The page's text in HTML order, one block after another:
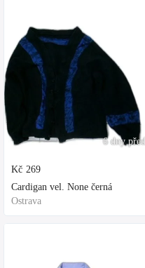
6 dny před
Kč 269
Cardigan vel. None černá
Ostrava